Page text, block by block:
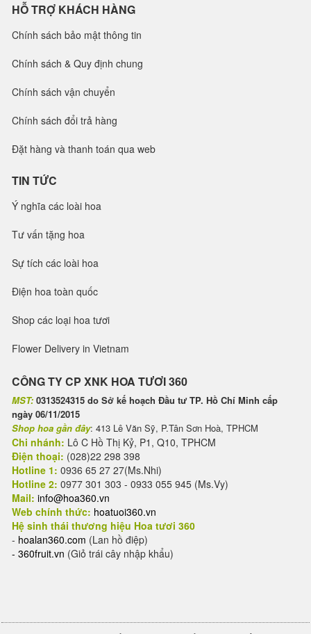
HỖ TRỢ KHÁCH HÀNG
Chính sách bảo mật thông tin
Chính sách & Quy định chung
Chính sách vận chuyển
Chính sách đổi trả hàng
Đặt hàng và thanh toán qua web
TIN TỨC
Ý nghĩa các loài hoa
Tư vấn tặng hoa
Sự tích các loài hoa
Điện hoa toàn quốc
Shop các loại hoa tươi
Flower Delivery in Vietnam
CÔNG TY CP XNK HOA TƯƠI 360
MST: 0313524315 do Sở kế hoạch Đầu tư TP. Hồ Chí Minh cấp
ngày 06/11/2015
Shop hoa gần đây: 413 Lê Văn Sỹ, P.Tân Sơn Hoà, TPHCM
Chi nhánh: Lô C Hồ Thị Kỷ, P1, Q10, TPHCM
Điện thoại: (028)22 298 398
Hotline 1: 0936 65 27 27(Ms.Nhi)
Hotline 2: 0977 301 303 - 0933 055 945 (Ms.Vy)
Mail: info@hoa360.vn
Web chính thức: hoatuoi360.vn
Hệ sinh thái thương hiệu Hoa tươi 360
- hoalan360.com (Lan hồ điệp)
- 360fruit.vn (Giỏ trái cây nhập khẩu)